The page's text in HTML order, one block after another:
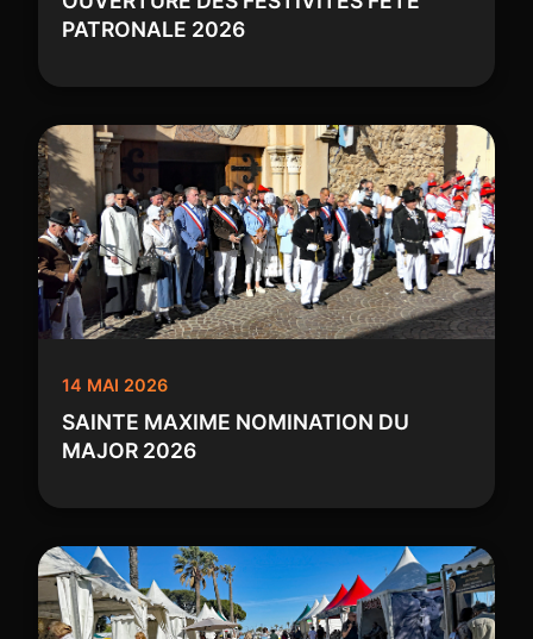
PATRONALE 2026
14 MAI 2026
SAINTE MAXIME NOMINATION DU
MAJOR 2026